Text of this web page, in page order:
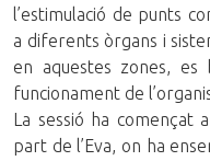
l’estimulació de punts
a diferents òrgans i
en aquestes zones, es
funcionament de
La sessió ha començat
part de l’Eva, on ha